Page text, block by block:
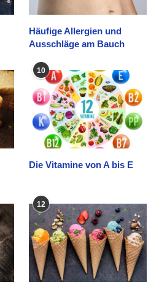
Häufige Allergien und
Ausschläge am Bauch
10
Die Vitamine von A bis E
12